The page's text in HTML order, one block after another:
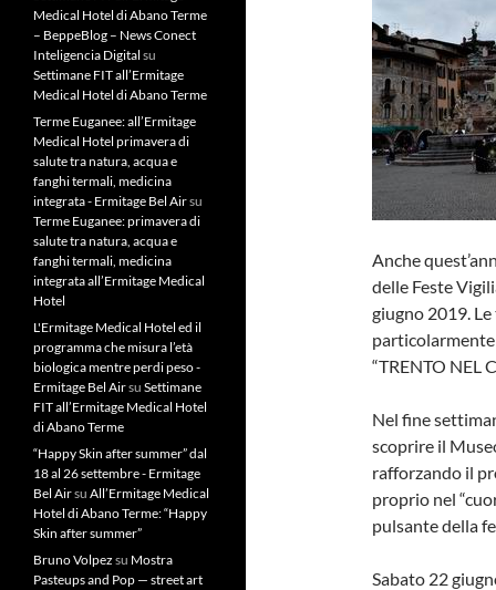
Anche
delle Feste
giugno 2019.
particolarmente
“TRENTO NEL
Nel fine
scoprire il
rafforzando il
proprio nel
pulsante della
Sabato 22
Medical Hotel di Abano Terme
– BeppeBlog – News Conect
Inteligencia Digital su
Settimane FIT all’Ermitage
Medical Hotel di Abano Terme
Terme Euganee: all’Ermitage
Medical Hotel primavera di
salute tra natura, acqua e
fanghi termali, medicina
integrata - Ermitage Bel Airsu
Terme Euganee: primavera di
salute tra natura, acqua e
fanghi termali, medicina
integrata all’Ermitage Medical
Hotel
L'Ermitage Medical Hotel ed il
programma che misura l’età
biologica mentre perdi peso -
Ermitage Bel Airsu Settimane
FIT all’Ermitage Medical Hotel
di Abano Terme
“Happy Skin after summer” dal
18 al 26 settembre - Ermitage
Bel Airsu All’Ermitage Medical
Hotel di Abano Terme: “Happy
Skin after summer”
Bruno Volpez su Mostra
Pasteups and Pop — street art